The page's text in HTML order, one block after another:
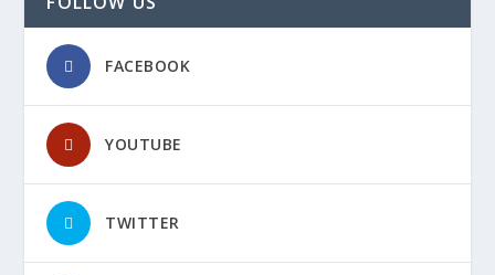
FACEBOOK
YOUTUBE
TWITTER